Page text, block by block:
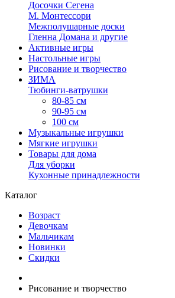
Досочки Сегена
М. Монтессори
Межполушарные доски
Гленна Домана и другие
Активные игры
Настольные игры
Рисование и творчество
ЗИМА
Тюбинги-ватрушки
80-85 см
90-95 см
100 см
Музыкальные игрушки
Мягкие игрушки
Товары для дома
Для уборки
Кухонные принадлежности
Каталог
Возраст
Девочкам
Мальчикам
Новинки
Скидки
Рисование и творчество